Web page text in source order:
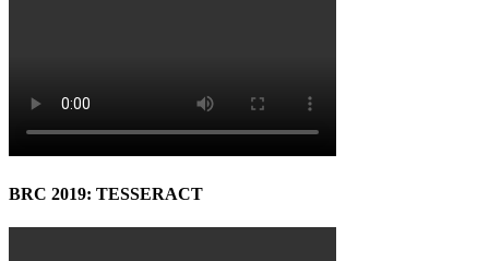
BRC 2019: TESSERACT